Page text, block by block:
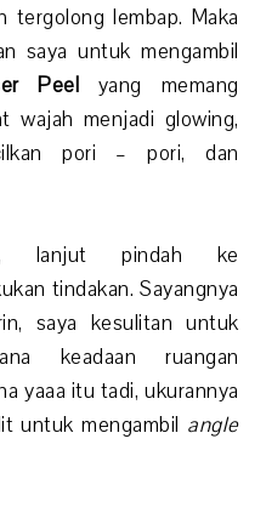
tergolong lembap. Maka
saya untuk mengambil
Peel yang memang
wajah menjadi glowing,
pori – pori, dan
lanjut pindah ke
tindakan. Sayangnya
saya kesulitan untuk
keadaan ruangan
yaaa itu tadi, ukurannya
untuk mengambil angle